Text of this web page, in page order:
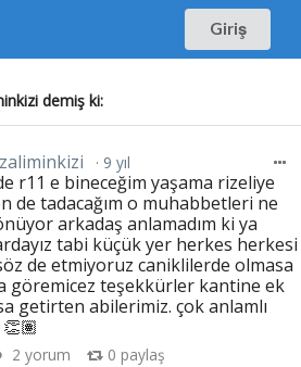
Giriş
demiş ki:
9 yıl
r11 e bineceğim yaşama rizeliye
de tadacağım o muhabbetleri ne
arkadaş anlamadım ki ya
tabi küçük yer herkes herkesi
de etmiyoruz caniklilerde olmasa
göremicez teşekkürler kantine ek
getirten abilerimiz. çok anlamlı
2 yorum 0 paylaş